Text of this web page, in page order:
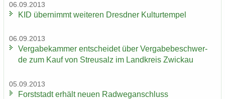
06.09.2013
KID über­nimmt wei­te­ren Dresd­ner Kul­tur­tem­pel
06.09.2013
Ver­ga­be­kam­mer ent­schei­det über Ver­ga­be­be­schwer­
de zum Kauf von Streu­salz im Land­kreis Zwi­ckau
05.09.2013
Forst­stadt er­hält neuen Rad­weg­an­schluss